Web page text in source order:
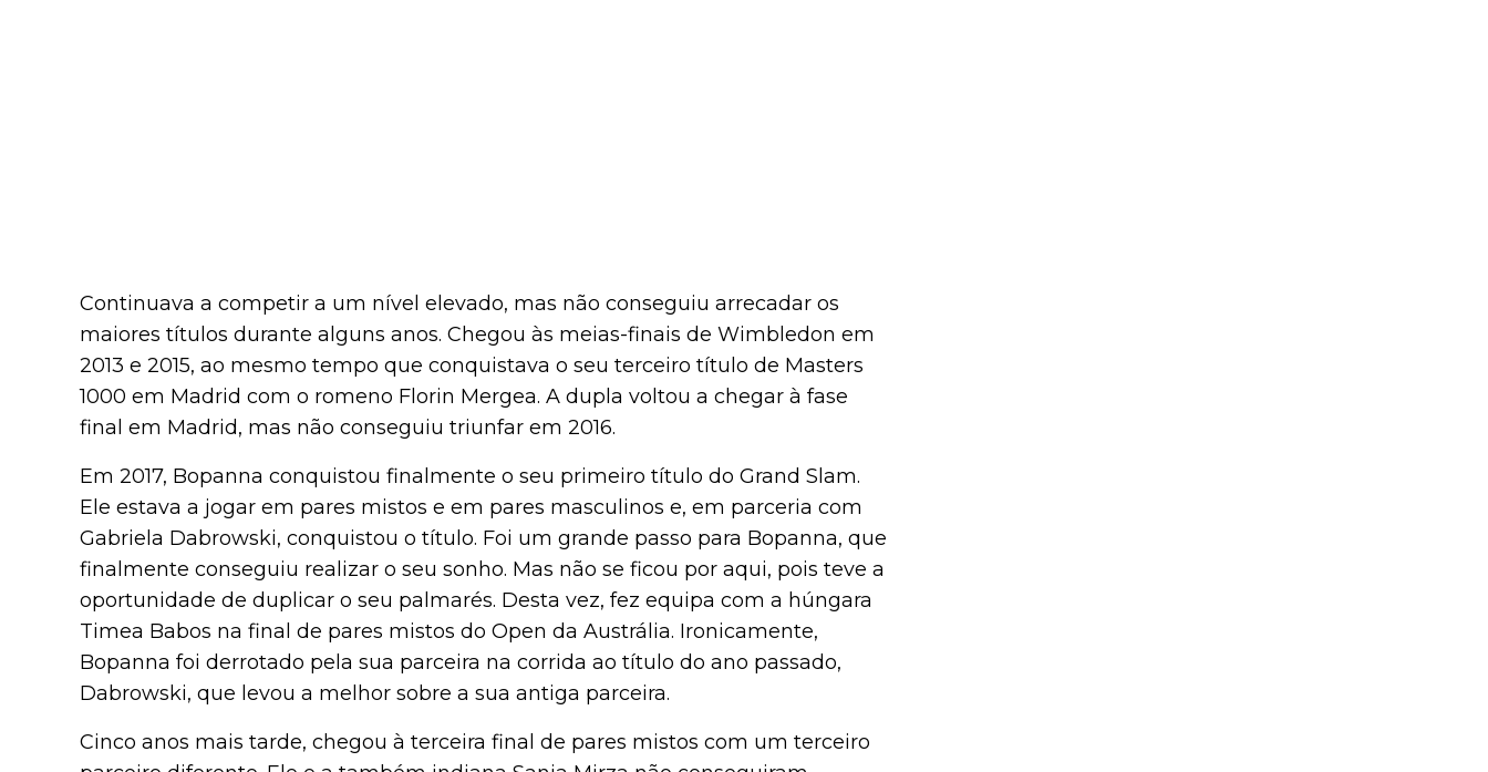
Continuava a competir a um nível elevado, mas não conseguiu arrecadar os
maiores títulos durante alguns anos. Chegou às meias-finais de Wimbledon em
2013 e 2015, ao mesmo tempo que conquistava o seu terceiro título de Masters
1000 em Madrid com o romeno Florin Mergea. A dupla voltou a chegar à fase
final em Madrid, mas não conseguiu triunfar em 2016.
Em 2017, Bopanna conquistou finalmente o seu primeiro título do Grand Slam.
Ele estava a jogar em pares mistos e em pares masculinos e, em parceria com
Gabriela Dabrowski, conquistou o título. Foi um grande passo para Bopanna, que
finalmente conseguiu realizar o seu sonho. Mas não se ficou por aqui, pois teve a
oportunidade de duplicar o seu palmarés. Desta vez, fez equipa com a húngara
Timea Babos na final de pares mistos do Open da Austrália. Ironicamente,
Bopanna foi derrotado pela sua parceira na corrida ao título do ano passado,
Dabrowski, que levou a melhor sobre a sua antiga parceira.
Cinco anos mais tarde, chegou à terceira final de pares mistos com um terceiro